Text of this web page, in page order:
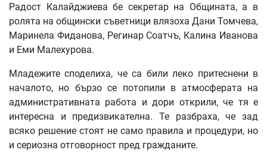
Радост Калайджиева бе секретар на Общината, а в
ролята на общински съветници влязоха Дани Томчева,
Маринела Фиданова, Регинар Соатчъ, Калина Иванова
и Еми Малехурова.
Младежите споделиха, че са били леко притеснени в
началото, но бързо се потопили в атмосферата на
административната работа и дори открили, че тя е
интересна и предизвикателна. Те разбраха, че зад
всяко решение стоят не само правила и процедури, но
и сериозна отговорност пред гражданите.